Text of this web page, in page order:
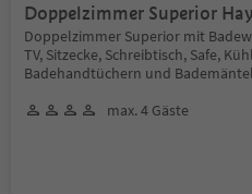
Doppelzimmer Superior
Doppelzimmer Superior mit
TV, Sitzecke, Schreibtisch, Safe,
Badehandtüchern und
max. 4 Gäste